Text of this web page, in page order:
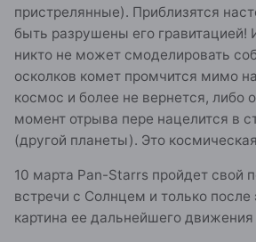
пристрелянные). Приблизятся
быть разрушены его гравитацией!
никто не может смоделировать
осколков комет промчится мимо
космос и более не вернется, либо
момент отрыва пере нацелится в
(другой планеты). Это
10 марта Pan-Starrs пройдет свой
встречи с Солнцем и только после
картина ее дальнейшего движения